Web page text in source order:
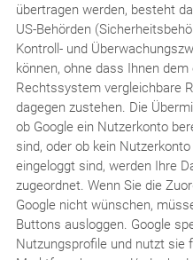
übertragen werden, besteht
US-Behörden
Kontroll- und
können, ohne dass Ihnen
Rechtssystem vergleichbare
dagegen zustehen. Die
ob Google ein Nutzerkonto
sind, oder ob kein
eingeloggt sind, werden Ihre
zugeordnet. Wenn Sie die
Google nicht wünschen,
Buttons ausloggen. Google
Nutzungsprofile und nutzt sie